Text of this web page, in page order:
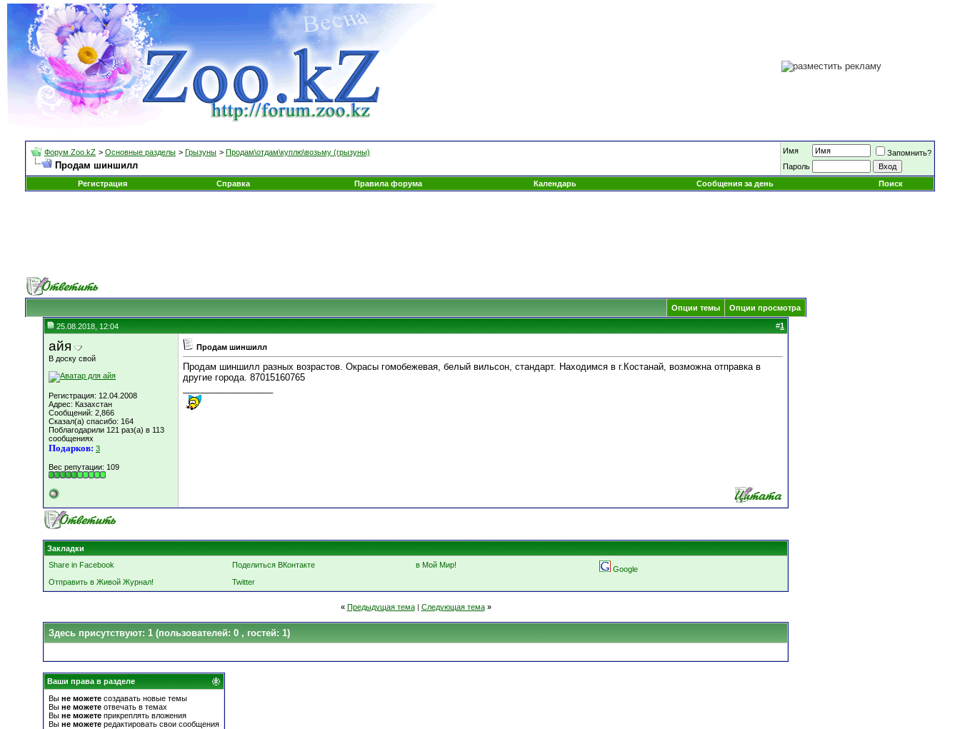
Форум Zoo.kZ > Основные разделы > Грызуны > Продам\отдам\куплю\возьму (грызуны)
Продам шиншилл
Имя
Запомнить?
Пароль
Регистрация
Справка Правила форума Календарь Сообщения за день Поиск
Опции темы Опции просмотра
25.08.2018, 12:04 #1
айя
В доску свой
Регистрация: 12.04.2008
Адрес: Казахстан
Сообщений: 2,866
Сказал(а) спасибо: 164
Поблагодарили 121 раз(а) в 113
сообщениях
Подарков: 3
Вес репутации: 109
Продам шиншилл
Продам шиншилл разных возрастов. Окрасы гомобежевая, белый вильсон, стандарт. Находимся в г.Костанай, возможна отправка в
другие города. 87015160765
Закладки
Share in Facebook
Поделиться ВКонтакте в Мой Мир!
Google
Отправить в Живой Журнал!
Twitter
« Предыдущая тема| Следующая тема »
Здесь присутствуют: 1 (пользователей: 0 , гостей: 1)
Ваши права в разделе
Вы не можете создавать новые темы
Вы не можете отвечать в темах
Вы не можете прикреплять вложения
Вы не можете редактировать свои сообщения